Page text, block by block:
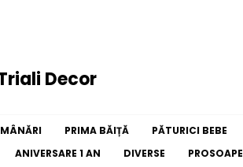
PRIMA BĂIȚĂ PĂTURICI BEBE
ANIVERSARE 1 AN DIVERSE PROSOAPE